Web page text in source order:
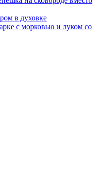
в духовке
с морковью и луком со